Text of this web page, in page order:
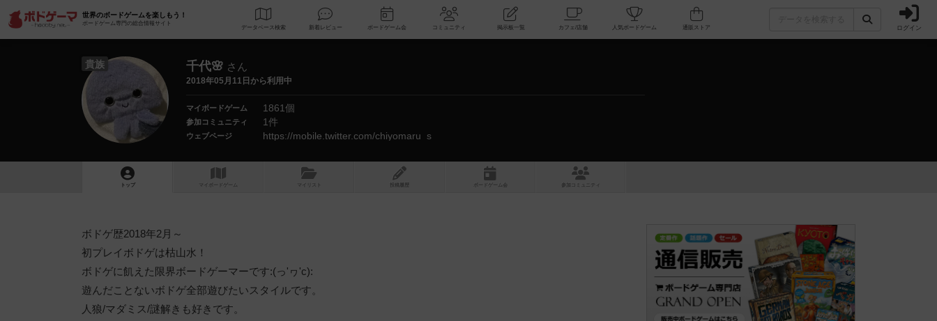
世界のボードゲームを楽しもう！
ボードゲーム専門の総合情報サイト
データベース 検索 新着レビュー ボードゲーム会 コミュニティ 掲示板一覧 カフェ/店舗 人気ボードゲーム ログイン
貴族 千代🌸 さん
2018年05月11日から利用中
マイボードゲーム 1861個
参加コミュニティ 1件
ウェブページ https://mobile.twitter.com/chiyomaru_s
トップ マイボードゲーム マイリスト 投稿履歴 ボ ドゲ ーム コミュニティ
ボドゲ歴2018年2月～
初プレイボドゲは枯山水！
ボドゲに飢えた限界ボードゲーマーです:(っ'ヮ'c):
遊んだことないボドゲ全部遊びたいスタイルです。
人狼/マダミス/謎解きも好きです。